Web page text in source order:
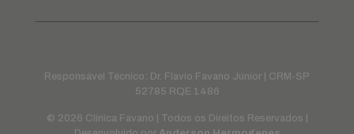
Responsável Técnico: Dr. Flavio Favano Júnior | CRM-SP
52785 RQE 1486
© 2026 Clínica Favano | Todos os Direitos Reservados |